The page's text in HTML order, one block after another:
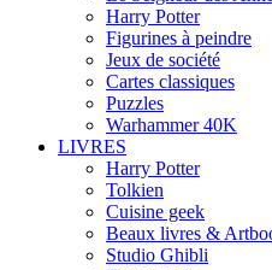
Harry Potter
Figurines à peindre
Jeux de société
Cartes classiques
Puzzles
Warhammer 40K
LIVRES
Harry Potter
Tolkien
Cuisine geek
Beaux livres &
Studio Ghibli